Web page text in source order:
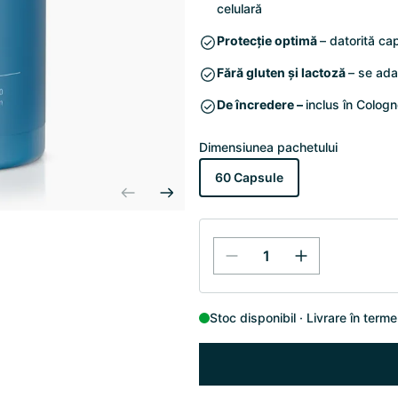
celulară
Protecție optimă– datorită
Fără gluten și lactoză– se
De încredere – inclus în
Dimensiunea pachetului
60 Capsule
Stoc disponibil Livrare în